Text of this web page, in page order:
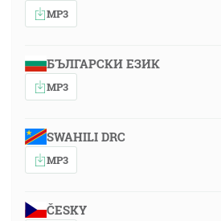
MP3
БЪЛГАРСКИ ЕЗИК
MP3
SWAHILI DRC
MP3
ČESKY